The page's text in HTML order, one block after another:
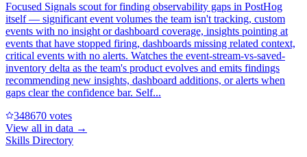
Focused Signals scout for finding observability gaps in PostHog
itself — significant event volumes the team isn't tracking, custom
events with no insight or dashboard coverage, insights pointing at
events that have stopped firing, dashboards missing related context,
critical events with no alerts. Watches the event-stream-vs-saved-
inventory delta as the team's product evolves and emits findings
recommending new insights, dashboard additions, or alerts when
gaps clear the confidence bar. Self...
348670 votes
View all in data →
Skills Directory